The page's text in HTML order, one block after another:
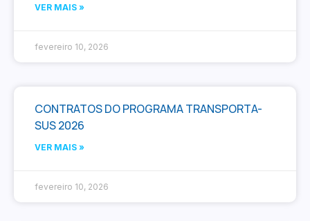
VER MAIS »
fevereiro 10, 2026
CONTRATOS DO PROGRAMA TRANSPORTA-
SUS 2026
VER MAIS »
fevereiro 10, 2026